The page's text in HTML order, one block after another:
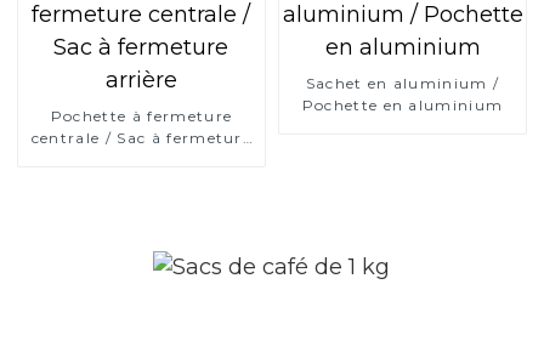
Pochette à fermeture
centrale / Sac à fermeture
Sachet en aluminium /
Pochette en aluminium